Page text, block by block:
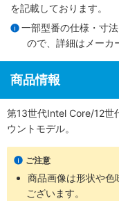
を記載しております。
一部型番の仕様・寸
ので、詳細は メーカ
商品情報
第13世代Intel Core/12世
ウントモデル。
ご注意
商品画像は形状や色
ございます。